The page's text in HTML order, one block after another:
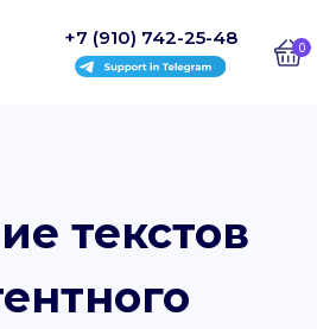
+7 (910) 742-25-48 0
текстов